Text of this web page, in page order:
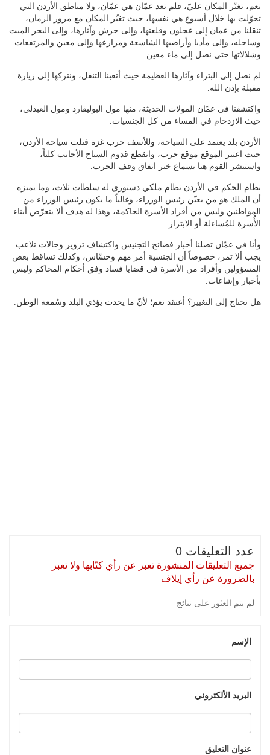
نعم، تغيّر المكان عليّ، فلم تعد عمّان هي عمّان، ولا مناطق الأردن التي
تجوّلت بها خلال أسبوع هي نفسها، حيث تغيّر المكان مع مرور الزمان،
تنقلنا من عمان إلى عجلون وقلعتها، وإلى جرش وآثارها، وإلى البحر الميت
وساحله، وإلى مأدبا وأراضيها الشاسعة ومزارعها وإلى معين والمرتفعات
وشلالاتها حتى نصل إلى ماء معين.
لم نصل إلى البتراء وآثارها العظيمة حيث أتعبنا التنقل، ونتركها إلى زيارة
مقبلة بإذن الله.
واكتشفنا في عمّان المولات الحديثة، منها مول البوليفارد ومول العبدلي،
حيث الازدحام في المساء من كل الجنسيات.
الأردن بلد يعتمد على السياحة، وللأسف حرب غزة قتلت سياحة الأردن،
حيث اعتبر الموقع موقع حرب، وانقطع قدوم السياح الأجانب كلياً،
واستبشر القوم هنا بسماع خبر اتفاق وقف الحرب.
نظام الحكم في الأردن نظام ملكي دستوري له سلطات ثلاث، وما يميزه
أن الملك هو من يعيّن رئيس الوزراء، وغالباً ما يكون رئيس الوزراء من
المواطنين وليس من أفراد الأسرة الحاكمة، وهذا له هدف ألا يتعرّض أبناء
الأُسرة للمُساءلة أو الابتزاز.
وأنا في عمّان تصلنا أخبار فضائح التجنيس واكتشاف تزوير وحالات تلاعب
يجب ألا تمر، خصوصاً أن الجنسية أمر مهم وحسّاس، وكذلك تساقط بعض
المسؤولين وأفراد من الأسرة في قضايا فساد وفق أحكام المحاكم وليس
بأخبار وإشاعات.
هل نحتاج إلى التغيير؟ أعتقد نعم؛ لأنّ ما يحدث يؤذي البلد وسُمعة الوطن.
عدد التعليقات 0
جميع التعليقات المنشورة تعبر عن رأي كتّابها ولا تعبر
بالضرورة عن رأي إيلاف
لم يتم العثور على نتائج
الإسم
البريد الألكتروني
عنوان التعليق